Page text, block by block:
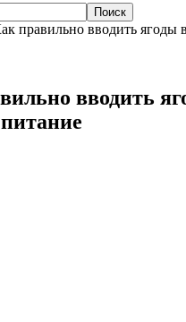
правильно вводить ягоды
вводить